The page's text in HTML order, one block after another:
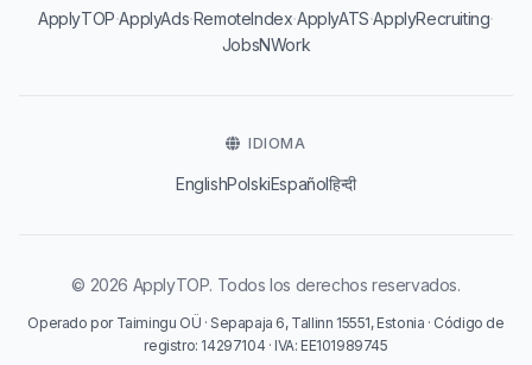
ApplyTOP·ApplyAds·RemoteIndex·ApplyATS·ApplyRecruiting·
JobsNWork
IDIOMA
EnglishPolskiEspañolहिन्दी
© 2026 ApplyTOP. Todos los derechos reservados.
Operado por Taimingu OÜ · Sepapaja 6, Tallinn 15551, Estonia · Código de
registro: 14297104 · IVA: EE101989745